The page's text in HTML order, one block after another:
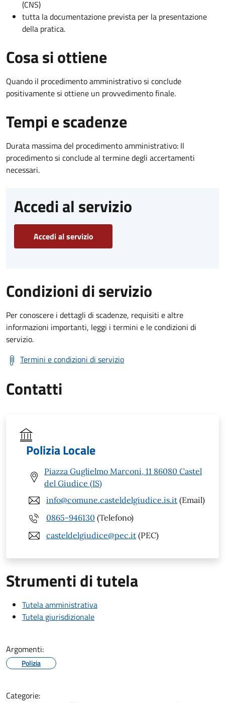
(CNS)
tutta la documentazione prevista per la presentazione
della pratica.
Cosa si ottiene
Quando il procedimento amministrativo si conclude
positivamente si ottiene un provvedimento finale.
Tempi e scadenze
Durata massima del procedimento amministrativo: Il
procedimento si conclude al termine degli accertamenti
necessari.
Accedi al servizio
Accedi al servizio
Condizioni di servizio
Per conoscere i dettagli di scadenze, requisiti e altre
informazioni importanti, leggi i termini e le condizioni di
servizio.
Termini e condizioni di servizio
Contatti
Polizia Locale
Piazza Guglielmo Marconi, 11 86080 Castel
del Giudice (IS)
info@comune.casteldelgiudice.is.it (Email)
0865-946130 (Telefono)
casteldelgiudice@pec.it (PEC)
Strumenti di tutela
Tutela amministrativa
Tutela giurisdizionale
Argomenti:
Polizia
Categorie: